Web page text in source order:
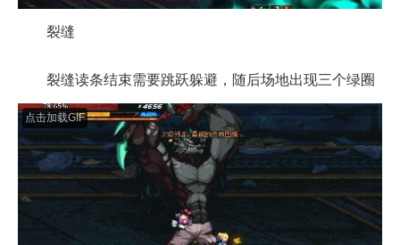
裂缝
裂缝读条结束需要跳跃躲避，随后场地出现三个绿圈
点击加载GIF